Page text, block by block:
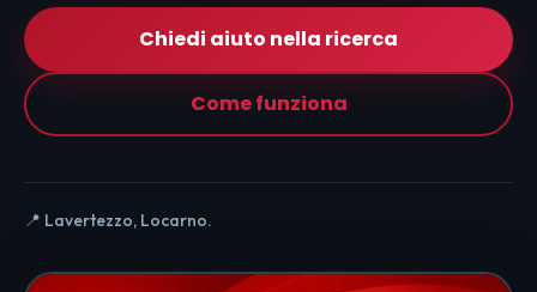
Chiedi aiuto nella ricerca
Come funziona
📍 Lavertezzo, Locarno.